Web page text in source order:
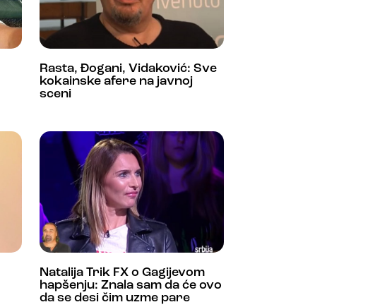
Rasta, Đogani, Vidaković: Sve
kokainske afere na javnoj
sceni
Natalija Trik FX o Gagijevom
hapšenju: Znala sam da će ovo
da se desi čim uzme pare